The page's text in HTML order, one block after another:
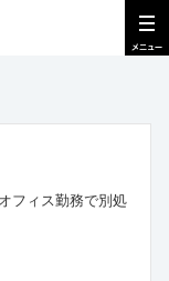
フィス勤務で別処